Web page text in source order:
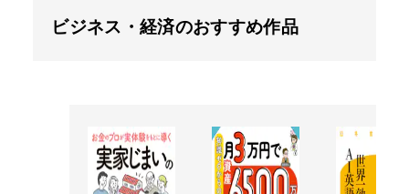
ビジネス・経済のおすすめ作品